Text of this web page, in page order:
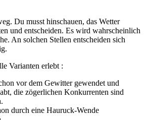
Du musst hinschauen, das Wetter
und entscheiden. Es wird wahrscheinlich
An solchen Stellen entscheiden sich
Varianten erlebt :
vor dem Gewitter gewendet und
die zögerlichen Konkurrenten sind
durch eine Hauruck-Wende